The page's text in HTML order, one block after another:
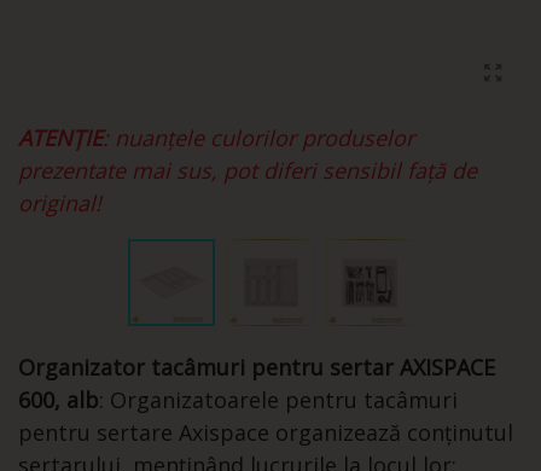
ATENȚIE: nuanțele culorilor produselor
prezentate mai sus, pot diferi sensibil față de
original!
Organizator tacâmuri pentru sertar AXISPACE
600, alb: Organizatoarele pentru tacâmuri
pentru sertare Axispace organizează conținutul